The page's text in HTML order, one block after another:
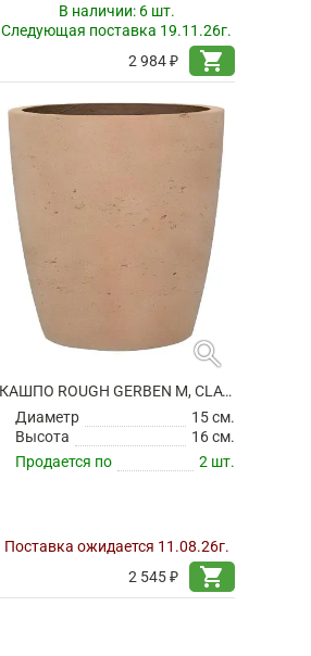
В наличии: 6 шт.
Следующая поставка 19.11.26г.
2 984 ₽
shopping_cart
search
КАШПО ROUGH GERBEN M, CLAY WASHED
Диаметр
15 см.
Высота
16 см.
Продается по
2 шт.
Поставка ожидается 11.08.26г.
2 545 ₽
shopping_cart